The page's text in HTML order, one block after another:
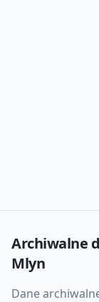
Archiwalne
Mlyn
Dane